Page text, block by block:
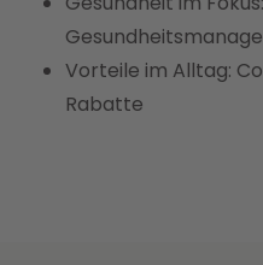
Vorteile im Alltag:
Rabatte